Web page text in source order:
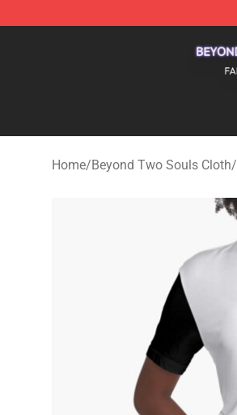
Home/Beyond Two Souls Cloth/